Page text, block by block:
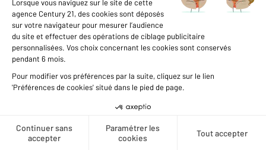
Créer une alerte
ALENCON 61
78,39 m2, 4 pièces
723 €